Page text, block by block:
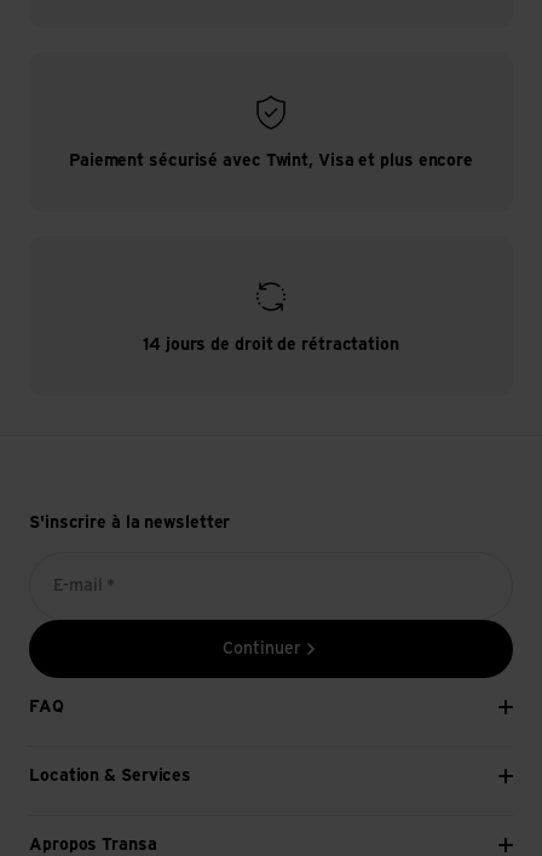
Paiement sécurisé avec Twint, Visa et plus encore
14 jours de droit de rétractation
S'inscrire à la newsletter
E-mail *
Continuer
FAQ
Location & Services
Apropos Transa